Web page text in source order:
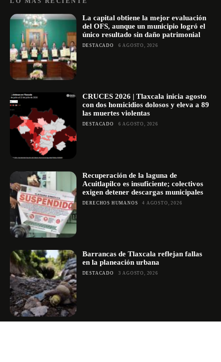
La capital obtiene la mejor evaluación
del OFS, aunque un municipio logró el
único resultado sin daño patrimonial
DESTACADO 6 AGOSTO, 2026
CRUCES 2026 | Tlaxcala inicia agosto
con dos homicidios dolosos y eleva a 89
las muertes violentas
DESTACADO 6 AGOSTO, 2026
Recuperación de la laguna de
Acuitlapilco es insuficiente; colectivos
exigen detener descargas municipales
DERECHOS HUMANOS 4 AGOSTO, 2026
Barrancas de Tlaxcala reflejan fallas
en la planeación urbana
DESTACADO 3 AGOSTO, 2026